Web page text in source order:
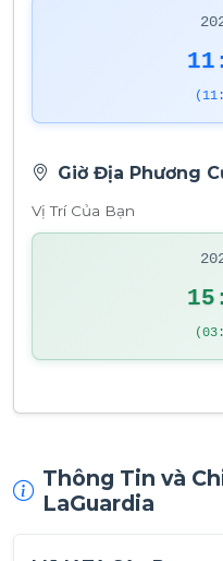
Giờ Địa Phương
Vị Trí Của Bạn
Thông Tin và
LaGuardia